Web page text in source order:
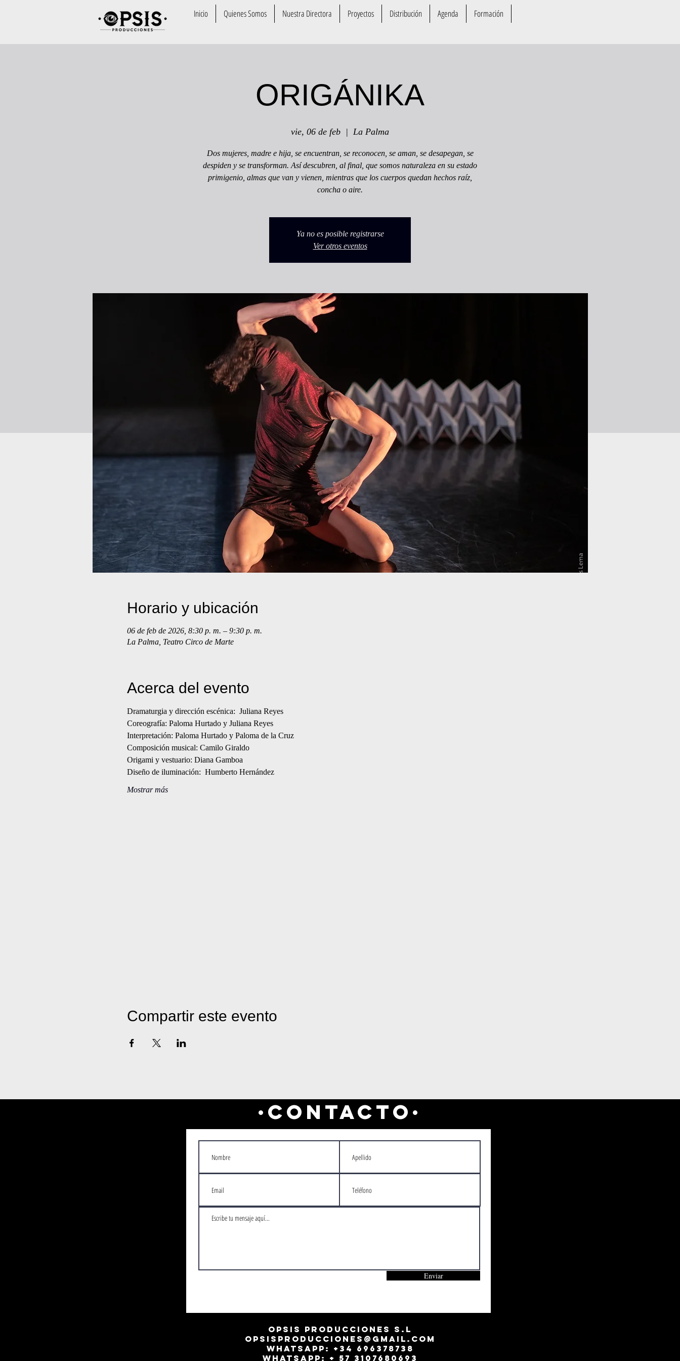
Inicio Quienes Somos Nuestra Directora Proyectos Distribución Agenda Formación
ORIGÁNIKA
vie, 06 de feb
  |
La Palma
Dos mujeres, madre e hija, se encuentran, se reconocen, se aman, se desapegan, se
despiden y se transforman. Así descubren, al final, que somos naturaleza en su estado
primigenio, almas que van y vienen, mientras que los cuerpos quedan hechos raíz,
concha o aire.
Ya no es posible registrarse
Ver otros eventos
Horario y ubicación
06 de feb de 2026, 8:30 p. m. – 9:30 p. m.
La Palma, Teatro Circo de Marte
Acerca del evento
Dramaturgia y dirección escénica:  Juliana Reyes
Coreografía: Paloma Hurtado y Juliana Reyes
Interpretación: Paloma Hurtado y Paloma de la Cruz
Composición musical: Camilo Giraldo
Origami y vestuario: Diana Gamboa
Diseño de iluminación:  Humberto Hernández
Mostrar más
Compartir este evento
·CONTACTO·
Enviar
Opsis Producciones S.L
opsisproducciones@gmail.com
Whatsapp: +34 696378738
Whatsapp: + 57 3107680693